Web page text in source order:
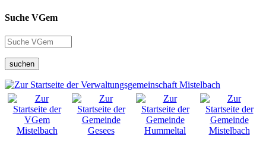
Suche VGem
suchen